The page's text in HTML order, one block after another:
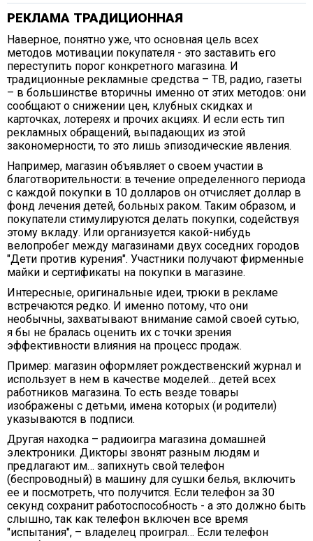
РЕКЛАМА ТРАДИЦИОННАЯ
Наверное, понятно уже, что основная цель всех
методов мотивации покупателя - это заставить его
переступить порог конкретного магазина. И
традиционные рекламные средства – ТВ, радио, газеты
– в большинстве вторичны именно от этих методов: они
сообщают о снижении цен, клубных скидках и
карточках, лотереях и прочих акциях. И если есть тип
рекламных обращений, выпадающих из этой
закономерности, то это лишь эпизодические явления.
Например, магазин объявляет о своем участии в
благотворительности: в течение определенного периода
с каждой покупки в 10 долларов он отчисляет доллар в
фонд лечения детей, больных раком. Таким образом, и
покупатели стимулируются делать покупки, содействуя
этому вкладу. Или организуется какой-нибудь
велопробег между магазинами двух соседних городов
"Дети против курения". Участники получают фирменные
майки и сертификаты на покупки в магазине.
Интересные, оригинальные идеи, трюки в рекламе
встречаются редко. И именно потому, что они
необычны, захватывают внимание самой своей сутью,
я бы не бралась оценить их с точки зрения
эффективности влияния на процесс продаж.
Пример: магазин оформляет рождественский журнал и
использует в нем в качестве моделей… детей всех
работников магазина. То есть везде товары
изображены с детьми, имена которых (и родители)
указываются в подписи.
Другая находка – радиоигра магазина домашней
электроники. Дикторы звонят разным людям и
предлагают им… запихнуть свой телефон
(беспроводный) в машину для сушки белья, включить
ее и посмотреть, что получится. Если телефон за 30
секунд сохранит работоспособность - а это должно быть
слышно, так как телефон включен все время
"испытания", – владелец проиграл… Если телефон